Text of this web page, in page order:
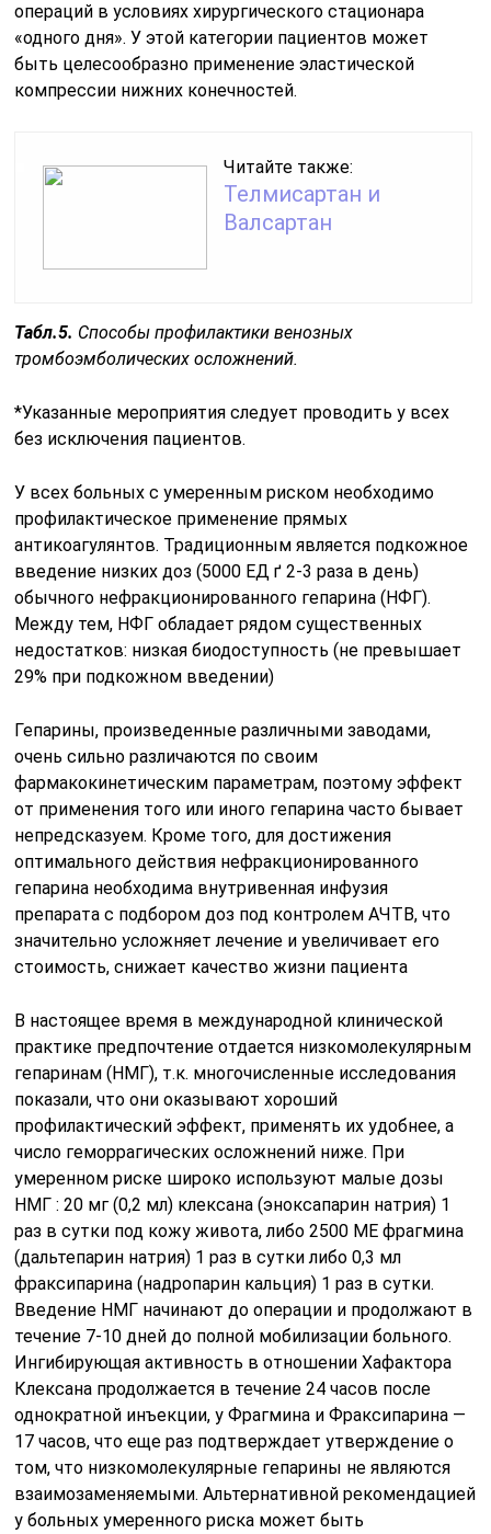
операций в условиях хирургического стационара
«одного дня». У этой категории пациентов может
быть целесообразно применение эластической
компрессии нижних конечностей.
Читайте также:
Телмисартан и
Валсартан
Табл.5. Способы профилактики венозных
тромбоэмболических осложнений.
*Указанные мероприятия следует проводить у всех
без исключения пациентов.
У всех больных с умеренным риском необходимо
профилактическое применение прямых
антикоагулянтов. Традиционным является подкожное
введение низких доз (5000 ЕД ґ 2-3 раза в день)
обычного нефракционированного гепарина (НФГ).
Между тем, НФГ обладает рядом существенных
недостатков: низкая биодоступность (не превышает
29% при подкожном введении)
Гепарины, произведенные различными заводами,
очень сильно различаются по своим
фармакокинетическим параметрам, поэтому эффект
от применения того или иного гепарина часто бывает
непредсказуем. Кроме того, для достижения
оптимального действия нефракционированного
гепарина необходима внутривенная инфузия
препарата с подбором доз под контролем АЧТВ, что
значительно усложняет лечение и увеличивает его
стоимость, снижает качество жизни пациента
В настоящее время в международной клинической
практике предпочтение отдается низкомолекулярным
гепаринам (НМГ), т.к. многочисленные исследования
показали, что они оказывают хороший
профилактический эффект, применять их удобнее, а
число геморрагических осложнений ниже. При
умеренном риске широко используют малые дозы
НМГ : 20 мг (0,2 мл) клексана (эноксапарин натрия) 1
раз в сутки под кожу живота, либо 2500 МЕ фрагмина
(дальтепарин натрия) 1 раз в сутки либо 0,3 мл
фраксипарина (надропарин кальция) 1 раз в сутки.
Введение НМГ начинают до операции и продолжают в
течение 7-10 дней до полной мобилизации больного.
Ингибирующая активность в отношении Хафактора
Клексана продолжается в течение 24 часов после
однократной инъекции, у Фрагмина и Фраксипарина —
17 часов, что еще раз подтверждает утверждение о
том, что низкомолекулярные гепарины не являются
взаимозаменяемыми. Альтернативной рекомендацией
у больных умеренного риска может быть